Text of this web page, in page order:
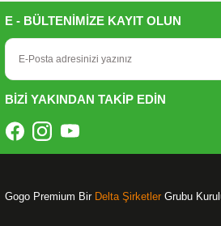
E - BÜLTENİMİZE KAYIT OLUN
BİZİ YAKINDAN TAKİP EDİN
Gogo Premium Bir Delta Şirketler Grubu